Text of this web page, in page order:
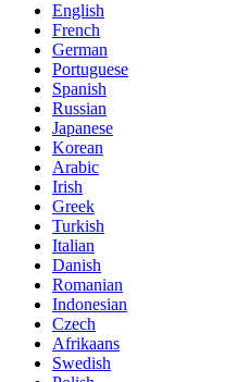
English
French
German
Portuguese
Spanish
Russian
Japanese
Korean
Arabic
Irish
Greek
Turkish
Italian
Danish
Romanian
Indonesian
Czech
Afrikaans
Swedish